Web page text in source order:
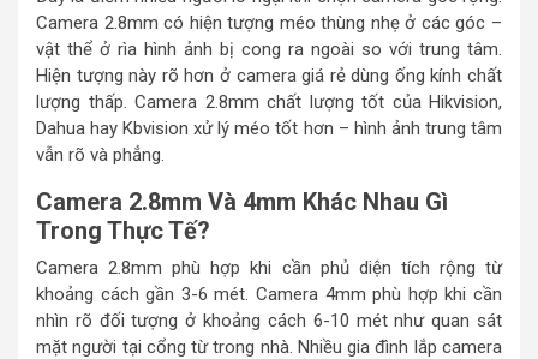
Camera 2.8mm có hiện tượng méo thùng nhẹ ở các góc –
vật thể ở rìa hình ảnh bị cong ra ngoài so với trung tâm.
Hiện tượng này rõ hơn ở camera giá rẻ dùng ống kính chất
lượng thấp. Camera 2.8mm chất lượng tốt của Hikvision,
Dahua hay Kbvision xử lý méo tốt hơn – hình ảnh trung tâm
vẫn rõ và phẳng.
Camera 2.8mm Và 4mm Khác Nhau Gì
Trong Thực Tế?
Camera 2.8mm phù hợp khi cần phủ diện tích rộng từ
khoảng cách gần 3-6 mét. Camera 4mm phù hợp khi cần
nhìn rõ đối tượng ở khoảng cách 6-10 mét như quan sát
mặt người tại cổng từ trong nhà. Nhiều gia đình lắp camera